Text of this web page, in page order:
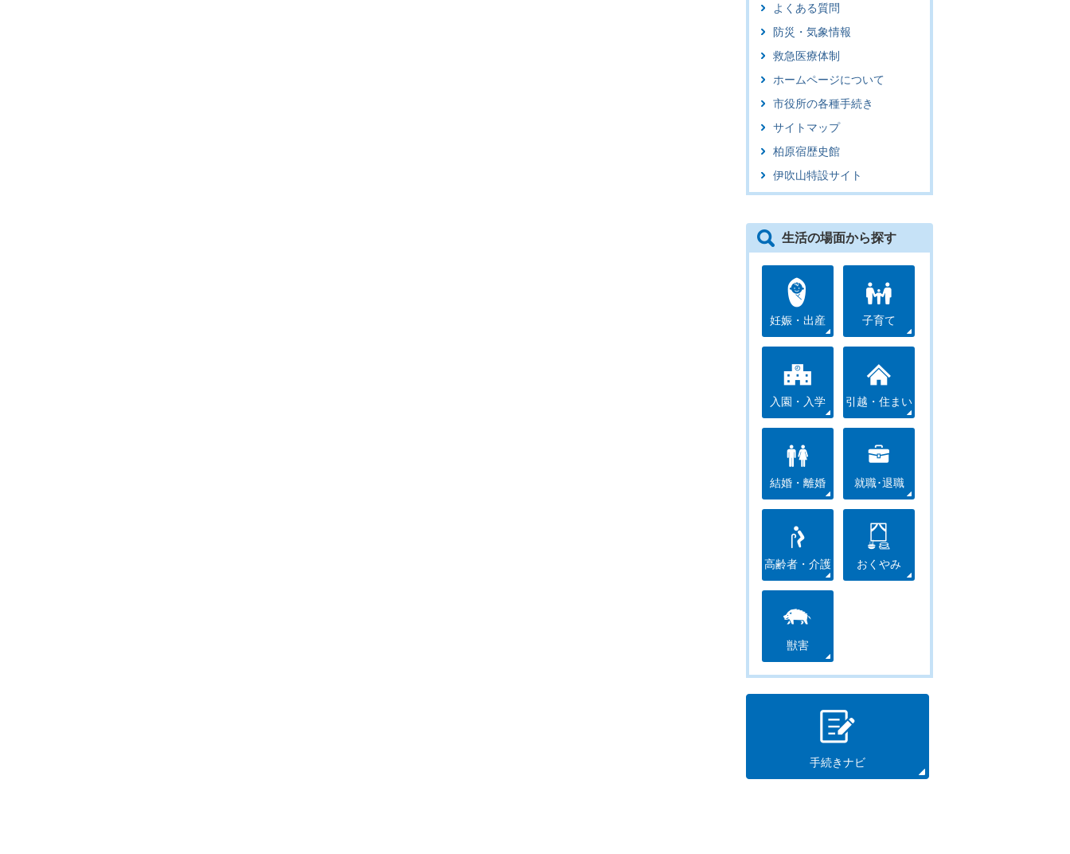
よくある質問
防災・気象情報
救急医療体制
ホームページについて
市役所の各種手続き
サイトマップ
柏原宿歴史館
伊吹山特設サイト
生活の場面から探す
妊娠・出産 子育て
入園・入学 引越・住まい
結婚・離婚 就職･退職
高齢者・介護 おくやみ
獣害
手続きナビ